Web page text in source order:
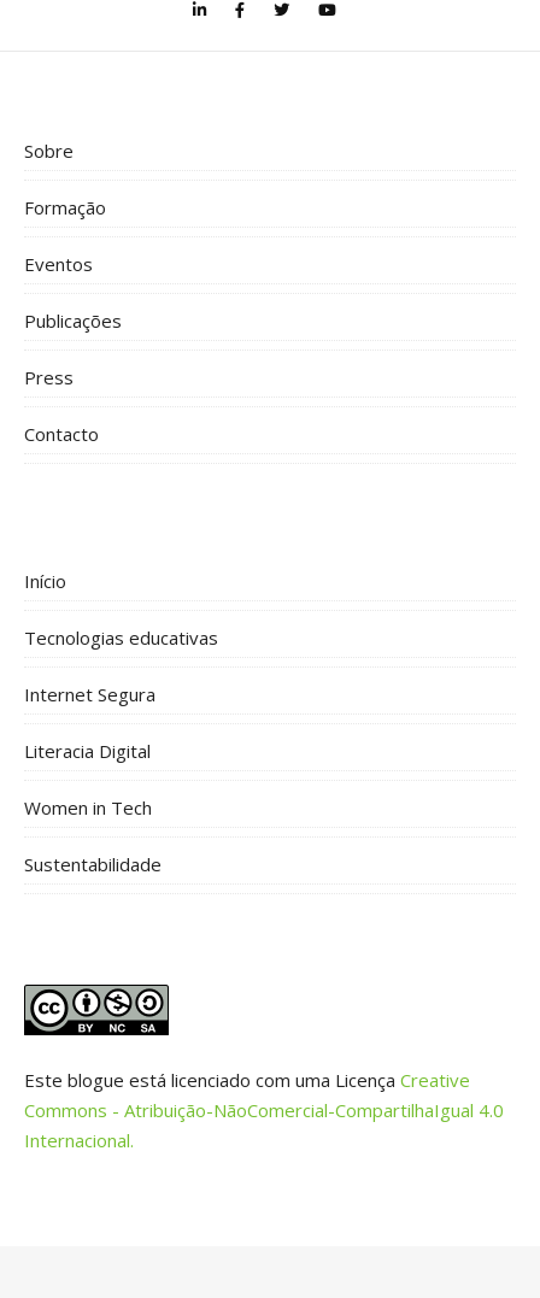
Sobre
Formação
Eventos
Publicações
Press
Contacto
Início
Tecnologias educativas
Internet Segura
Literacia Digital
Women in Tech
Sustentabilidade
Este blogue está licenciado com uma Licença Creative
Commons - Atribuição-NãoComercial-CompartilhaIgual 4.0
Internacional.